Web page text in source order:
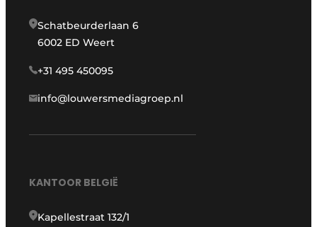
Schatbeurderlaan 6
6002 ED Weert
+31 495 450095
info@louwersmediagroep.nl
KANTOOR BELGIË
Kapellestraat 132/1